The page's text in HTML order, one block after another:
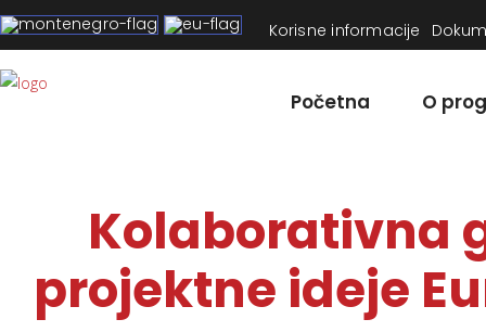
Korisne informacije
Početna O
Kolaborativna
projektne ideje